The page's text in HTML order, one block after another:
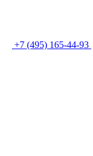
+7 (495) 165-44-93